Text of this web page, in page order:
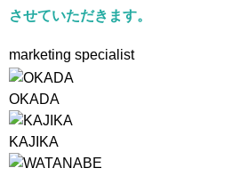
させていただきます。
marketing specialist
OKADA
KAJIKA